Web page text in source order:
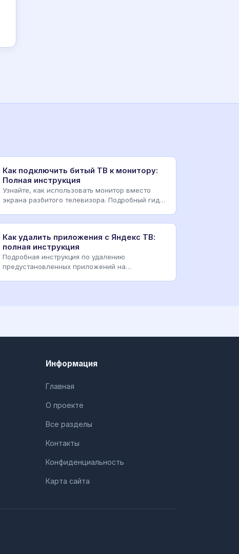
Как подключить битый ТВ к монитору:
Полная инструкция
Узнайте, как использовать монитор вместо
экрана разбитого телевизора. Подробный гид
Как удалить приложения с Яндекс ТВ:
полная инструкция
Подробная инструкция по удалению
предустановленных приложений на
Информация
Главная
О проекте
Все разделы
Контакты
Конфиденциальность
Карта сайта